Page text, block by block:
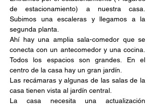
de estacionamiento) a nuestra casa.
Subimos una escaleras y llegamos a la
segunda planta.
Ahí hay una amplia sala-comedor que se
conecta con un antecomedor y una cocina.
Todos los espacios son grandes. En el
centro de la casa hay un gran jardín.
Las recámaras y algunas de las salas de la
casa tienen vista al jardín central.
La casa necesita una actualización